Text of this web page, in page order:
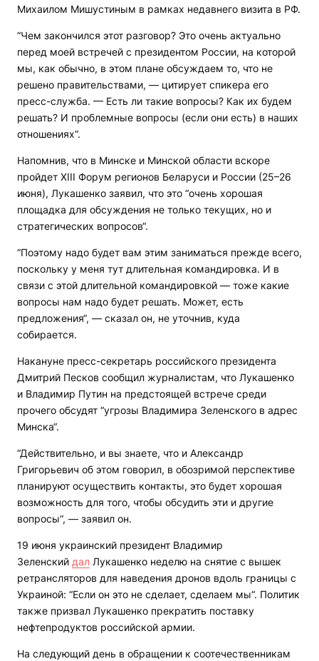
Михаилом Мишустиным в рамках недавнего визита в РФ.
“Чем закончился этот разговор? Это очень актуально
перед моей встречей с президентом России, на которой
мы, как обычно, в этом плане обсуждаем то, что не
решено правительствами, — цитирует спикера его
пресс-служба. — Есть ли такие вопросы? Как их будем
решать? И проблемные вопросы (если они есть) в наших
отношениях“.
Напомнив, что в Минске и Минской области вскоре
пройдет XIII Форум регионов Беларуси и России (25–26
июня), Лукашенко заявил, что это “очень хорошая
площадка для обсуждения не только текущих, но и
стратегических вопросов“.
“Поэтому надо будет вам этим заниматься прежде всего,
поскольку у меня тут длительная командировка. И в
связи с этой длительной командировкой — тоже какие
вопросы нам надо будет решать. Может, есть
предложения“, — сказал он, не уточнив, куда
собирается.
Накануне пресс-секретарь российского президента
Дмитрий Песков сообщил журналистам, что Лукашенко
и Владимир Путин на предстоящей встрече среди
прочего обсудят “угрозы Владимира Зеленского в адрес
Минска“.
“Действительно, и вы знаете, что и Александр
Григорьевич об этом говорил, в обозримой перспективе
планируют осуществить контакты, это будет хорошая
возможность для того, чтобы обсудить эти и другие
вопросы“, — заявил он.
19 июня украинский президент Владимир
Зеленский дал Лукашенко неделю на снятие с вышек
ретрансляторов для наведения дронов вдоль границы с
Украиной: “Если он это не сделает, сделаем мы“. Политик
также призвал Лукашенко прекратить поставку
нефтепродуктов российской армии.
На следующий день в обращении к соотечественникам